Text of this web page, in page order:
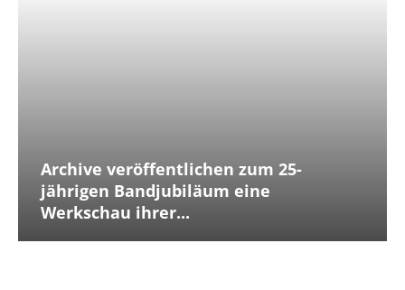
Archive veröffentlichen zum 25-
jährigen Bandjubiläum eine
Werkschau ihrer...